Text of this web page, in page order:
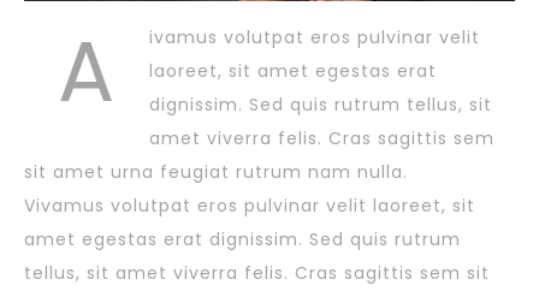
A
ivamus volutpat eros pulvinar velit
laoreet, sit amet egestas erat
dignissim. Sed quis rutrum tellus, sit
amet viverra felis. Cras sagittis sem
sit amet urna feugiat rutrum nam nulla.
Vivamus volutpat eros pulvinar velit laoreet, sit
amet egestas erat dignissim. Sed quis rutrum
tellus, sit amet viverra felis. Cras sagittis sem sit